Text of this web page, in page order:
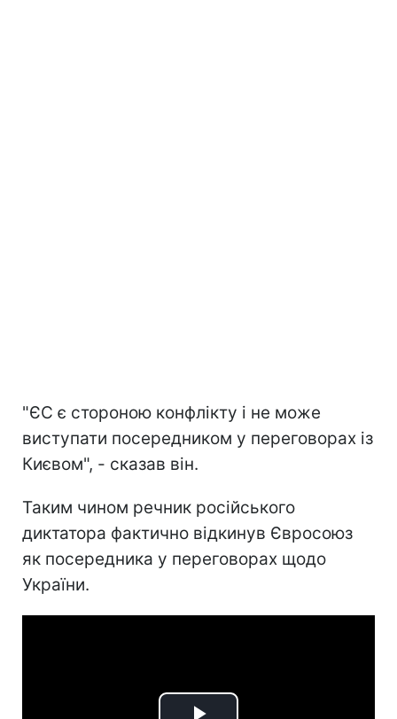
"ЄС є стороною конфлікту і не може
виступати посередником у переговорах із
Києвом", - сказав він.
Таким чином речник російського
диктатора фактично відкинув Євросоюз
як посередника у переговорах щодо
України.